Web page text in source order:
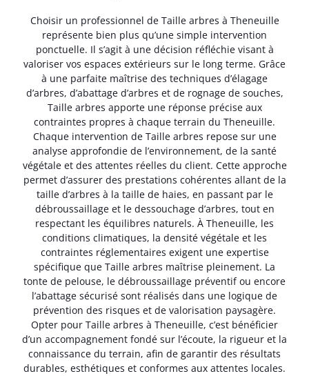
Choisir un professionnel de Taille arbres à Theneuille
représente bien plus qu’une simple intervention
ponctuelle. Il s’agit à une décision réfléchie visant à
valoriser vos espaces extérieurs sur le long terme. Grâce
à une parfaite maîtrise des techniques d’élagage
d’arbres, d’abattage d’arbres et de rognage de souches,
Taille arbres apporte une réponse précise aux
contraintes propres à chaque terrain du Theneuille.
Chaque intervention de Taille arbres repose sur une
analyse approfondie de l’environnement, de la santé
végétale et des attentes réelles du client. Cette approche
permet d’assurer des prestations cohérentes allant de la
taille d’arbres à la taille de haies, en passant par le
débroussaillage et le dessouchage d’arbres, tout en
respectant les équilibres naturels. À Theneuille, les
conditions climatiques, la densité végétale et les
contraintes réglementaires exigent une expertise
spécifique que Taille arbres maîtrise pleinement. La
tonte de pelouse, le débroussaillage préventif ou encore
l’abattage sécurisé sont réalisés dans une logique de
prévention des risques et de valorisation paysagère.
Opter pour Taille arbres à Theneuille, c’est bénéficier
d’un accompagnement fondé sur l’écoute, la rigueur et la
connaissance du terrain, afin de garantir des résultats
durables, esthétiques et conformes aux attentes locales.